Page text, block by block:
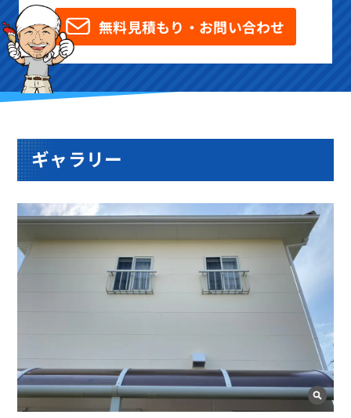
無料見積もり・お問い合わせ
ギャラリー